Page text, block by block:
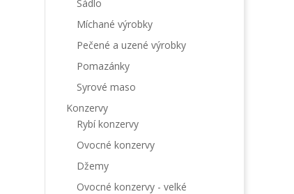
Sádlo
Míchané výrobky
Pečené a uzené výrobky
Pomazánky
Syrové maso
Konzervy
Rybí konzervy
Ovocné konzervy
Džemy
Ovocné konzervy - velké